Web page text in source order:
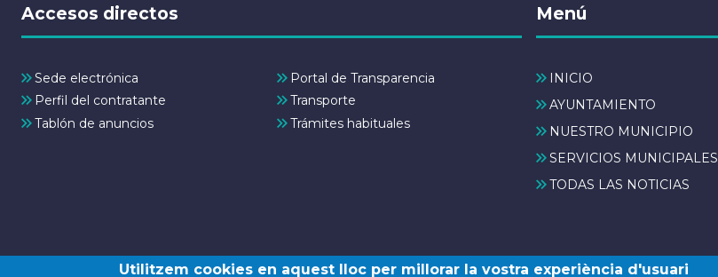
Accesos directos
Sede electrónica
Portal de Transparencia
Perfil del contratante
Transporte
Tablón de anuncios
Trámites habituales
Menú
INICIO
AYUNTAMIENTO
NUESTRO MUNICIPIO
SERVICIOS MUNICIPALES
TODAS LAS NOTICIAS
Utilitzem cookies en aquest lloc per millorar la vostra experiència d'usuari